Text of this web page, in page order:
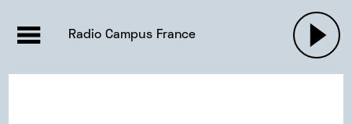
ACTUALITÉS
EMISSIONS |
PODCASTS
Radio Campus France